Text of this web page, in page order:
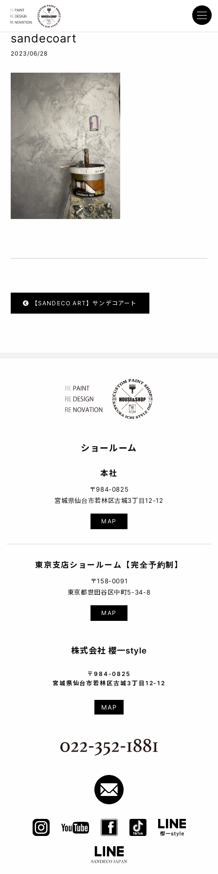
sandecoart
2023/06/28
【SANDECO ART】サンデコアート
ショールーム
本社
〒984-0825
宮城県仙台市若林区古城3丁目12-12
MAP
東京支店ショールーム【完全予約制】
〒158-0091
東京都世田谷区中町5-34-8
MAP
株式会社 櫻一style
〒984-0825
宮城県仙台市若林区古城3丁目12-12
MAP